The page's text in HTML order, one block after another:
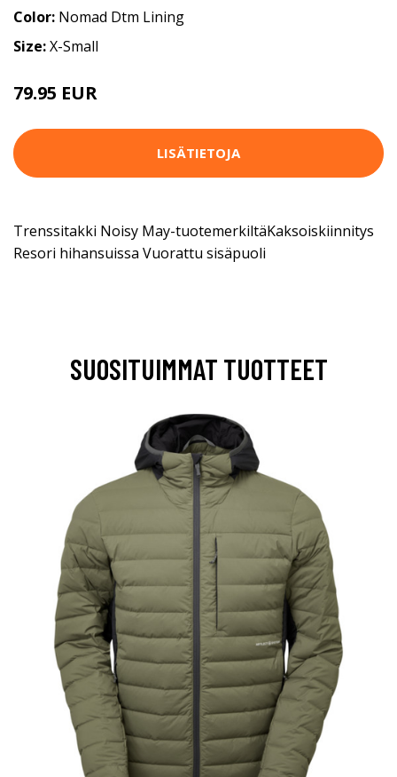
Color: Nomad Dtm Lining
Size:X-Small
79.95 EUR
LISÄTIETOJA
Trenssitakki Noisy May-tuotemerkiltäKaksoiskiinnitys
Resori hihansuissa Vuorattu sisäpuoli
SUOSITUIMMAT TUOTTEET